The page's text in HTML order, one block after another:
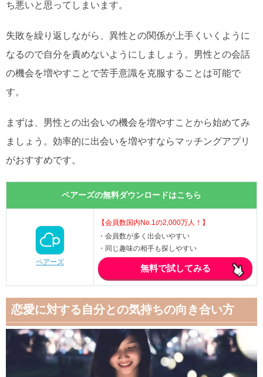
ち悪いと思ってしまいます。
失敗を繰り返しながら、異性との関係が上手くいくように
なるので自分を責めないようにしましょう。男性との会話
の機会を増やすことで苦手意識を克服することは可能で
す。
まずは、男性との出会いの機会を増やすことから始めてみ
ましょう。効率的に出会いを増やすならマッチングアプリ
がおすすめです。
ペアーズの無料ダウンロードはこちら
ペアーズ
【会員数国内No.1の2,000万人！】
・会員数が多く出会いやすい
・同じ趣味の相手も探しやすい
無料で試してみる
恋愛に対する自分との気持ちの向き合い方